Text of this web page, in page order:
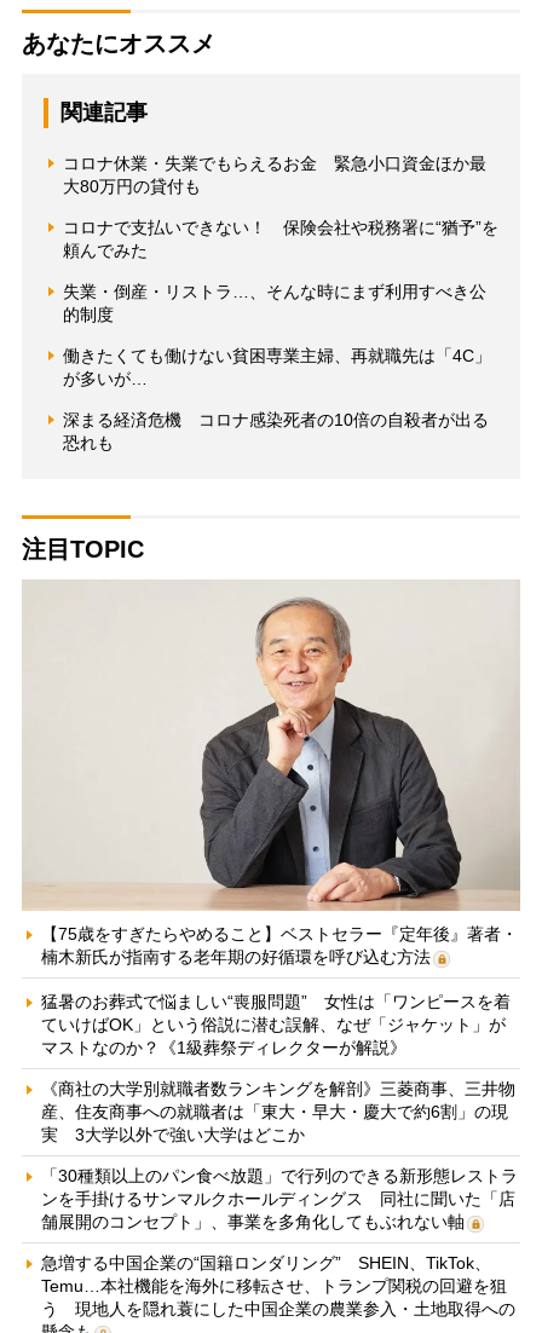
あなたにオススメ
関連記事
コロナ休業・失業でもらえるお金 緊急小口資金ほか最
大80万円の貸付も
コロナで支払いできない！ 保険会社や税務署に“猶予”を
頼んでみた
失業・倒産・リストラ…、そんな時にまず利用すべき公
的制度
働きたくても働けない貧困専業主婦、再就職先は「4C」
が多いが…
深まる経済危機 コロナ感染死者の10倍の自殺者が出る
恐れも
注目TOPIC
【75歳をすぎたらやめること】ベストセラー『定年後』著者・
楠木新氏が指南する老年期の好循環を呼び込む方法
猛暑のお葬式で悩ましい“喪服問題” 女性は「ワンピースを着
ていけばOK」という俗説に潜む誤解、なぜ「ジャケット」が
マストなのか？《1級葬祭ディレクターが解説》
《商社の大学別就職者数ランキングを解剖》三菱商事、三井物
産、住友商事への就職者は「東大・早大・慶大で約6割」の現
実 3大学以外で強い大学はどこか
「30種類以上のパン食べ放題」で行列のできる新形態レストラ
ンを手掛けるサンマルクホールディングス 同社に聞いた「店
舗展開のコンセプト」、事業を多角化してもぶれない軸
急増する中国企業の“国籍ロンダリング” SHEIN、TikTok、
Temu…本社機能を海外に移転させ、トランプ関税の回避を狙
う 現地人を隠れ蓑にした中国企業の農業参入・土地取得への